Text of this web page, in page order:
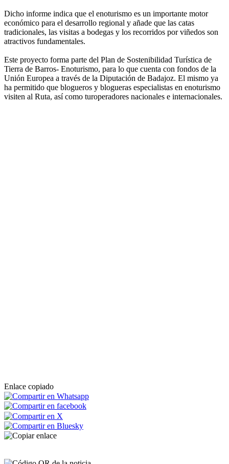
Dicho informe indica que el enoturismo es un importante motor
económico para el desarrollo regional y añade que las catas
tradicionales, las visitas a bodegas y los recorridos por viñedos son
atractivos fundamentales.
Este proyecto forma parte del Plan de Sostenibilidad Turística de
Tierra de Barros- Enoturismo, para lo que cuenta con fondos de la
Unión Europea a través de la Diputación de Badajoz. El mismo ya
ha permitido que blogueros y blogueras especialistas en enoturismo
visiten al Ruta, así como turoperadores nacionales e internacionales.
Enlace copiado